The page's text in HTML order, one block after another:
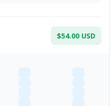
$54.00 USD